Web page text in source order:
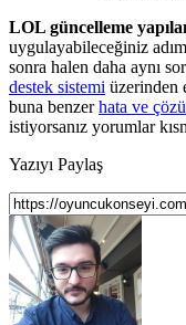
LOL güncelleme
uygulayabileceğiniz
sonra halen daha aynı
destek sistemi üzerinden
buna benzerhata ve
istiyorsanız yorumlar
Yazıyı Paylaş